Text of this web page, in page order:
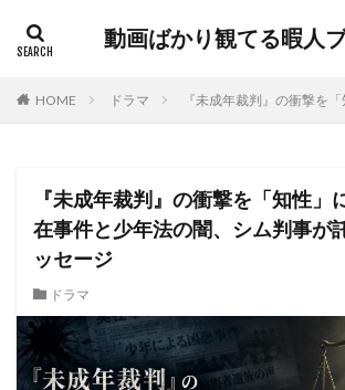
動画ばかり観てる暇人
HOME ドラマ 『未成年裁判』の衝撃を
『未成年裁判』の衝撃を「知性」
在事件と少年法の闇、シム判事が
ッセージ
ドラマ